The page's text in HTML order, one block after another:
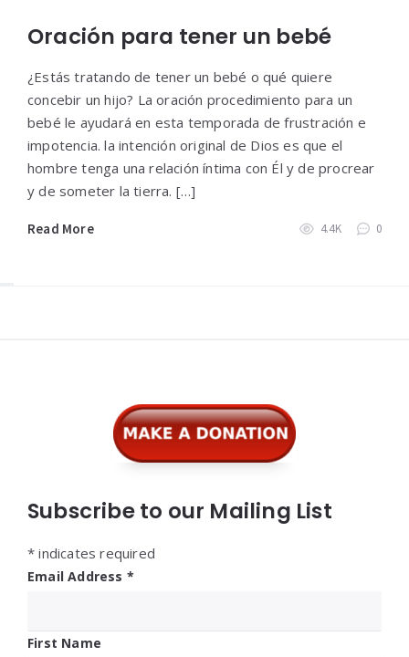
Oración para tener un bebé
¿Estás tratando de tener un bebé o qué quiere
concebir un hijo? La oración procedimiento para un
bebé le ayudará en esta temporada de frustración e
impotencia. la intención original de Dios es que el
hombre tenga una relación íntima con Él y de procrear
y de someter la tierra. […]
Read More 4.4K 0
Subscribe to our Mailing List
* indicates required
Email Address *
First Name